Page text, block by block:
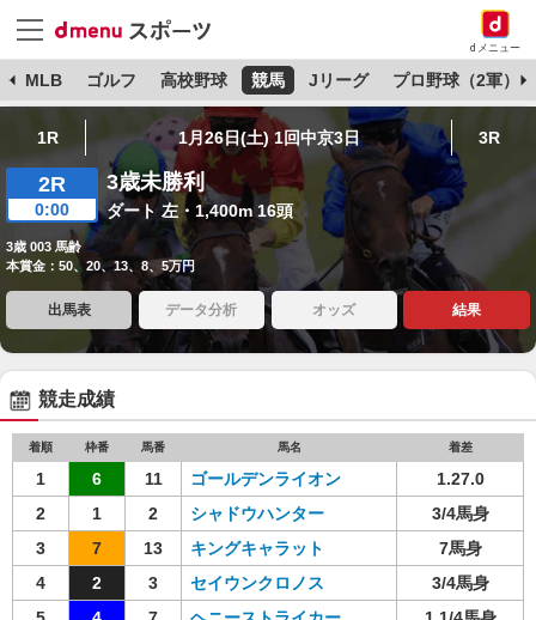
dメニュー
MLB ゴルフ 高校野球 競馬 Jリーグ プロ野球（2軍）
1R 1月26日(土) 1回中京3日 3R
2R
0:00
3歳未勝利
ダート 左・1,400m 16頭
3歳 003 馬齢
本賞金：50、20、13、8、5万円
出馬表 データ分析 オッズ 結果
競走成績
着順 枠番 馬番 馬名 着差
1 6 11 ゴールデンライオン
1.27.0
2
1 2 シャドウハンター
3/4馬身
3
7 13 キングキャラット
7馬身
4
2 3 セイウンクロノス
3/4馬身